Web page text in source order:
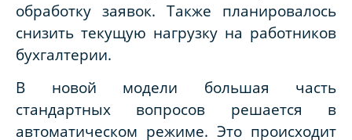
обработку заявок. Также планировалось
снизить текущую нагрузку на работников
бухгалтерии.
В новой модели большая часть
стандартных вопросов решается в
автоматическом режиме. Это происходит